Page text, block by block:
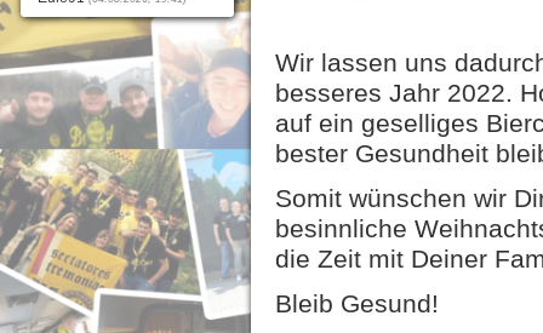
Wir lassen uns
besseres Jahr 2022.
auf ein geselliges
bester Gesundheit
Somit wünschen wir
besinnliche
die Zeit mit Deiner
Bleib Gesund!